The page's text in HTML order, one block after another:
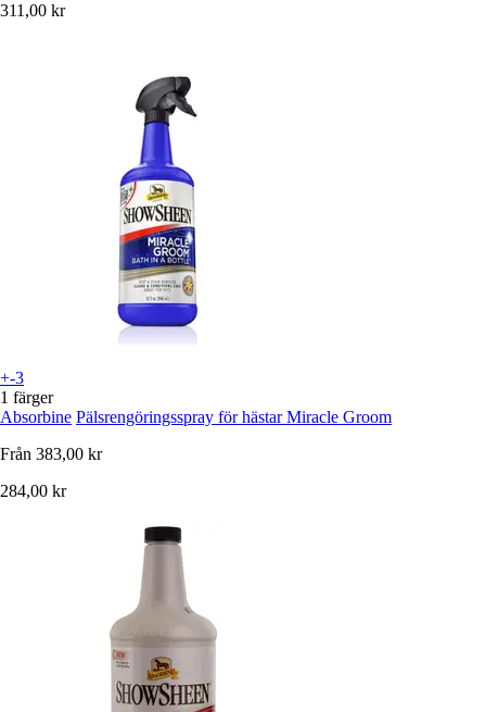
311,00 kr
+-3
1 färger
Absorbine Pälsrengöringsspray för hästar Miracle Groom
Från 383,00 kr
284,00 kr